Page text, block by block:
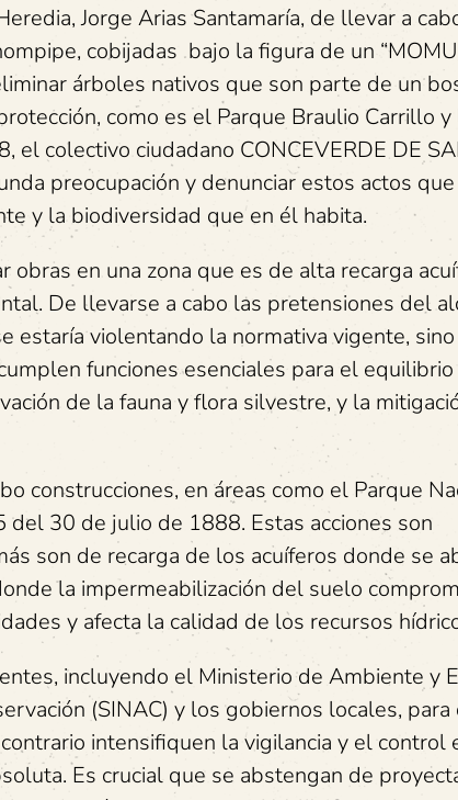
Jorge Arias Santamaría, de llevar a
cobijadas bajo la figura de un
árboles nativos que son parte de un
como es el Parque Braulio Carrillo y
colectivo ciudadano CONCEVERDE DE
preocupación y denunciar estos actos
y la biodiversidad que en él habita.
en una zona que es de alta recarga
De llevarse a cabo las pretensiones del
estaría violentando la normativa vigente,
funciones esenciales para el
de la fauna y flora silvestre, y la
construcciones, en áreas como el Parque
30 de julio de 1888. Estas acciones son
son de recarga de los acuíferos donde se
la impermeabilización del suelo
y afecta la calidad de los recursos
incluyendo el Ministerio de Ambiente y
(SINAC) y los gobiernos locales, para
intensifiquen la vigilancia y el control
Es crucial que se abstengan de